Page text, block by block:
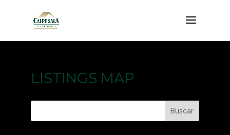
LISTINGS MAP